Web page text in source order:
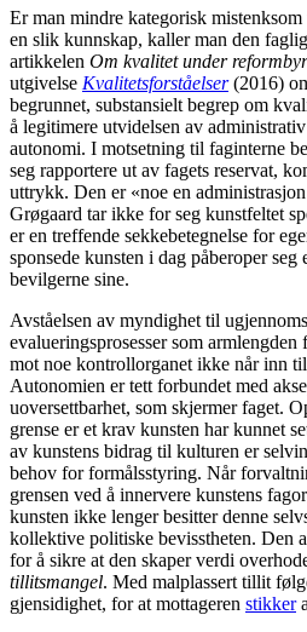
Er man mindre kategorisk
en slik kunnskap, kaller man den
artikkelen Om kvalitet under
utgivelse Kvalitetsforståelser(2016)
begrunnet, substansielt begrep om
å legitimere utvidelsen av
autonomi. I motsetning til faginterne
seg rapportere ut av fagets reservat,
uttrykk. Den er «noe en
Grøgaard tar ikke for seg kunstfeltet
er en treffende sekkebetegnelse for
sponsede kunsten i dag påberoper
bevilgerne sine.
Avståelsen av myndighet til
evalueringsprosesser som armlengden
mot noe kontrollorganet ikke når inn
Autonomien er tett forbundet med
uoversettbarhet, som skjermer faget.
grense er et krav kunsten har kunnet
av kunstens bidrag til kulturen er
behov for formålsstyring. Når
grensen ved å innervere kunstens
kunsten ikke lenger besitter denne
kollektive politiske bevisstheten. Den
for å sikre at den skaper verdi
tillitsmangel. Med malplassert tillit
gjensidighet, for at mottageren stikker